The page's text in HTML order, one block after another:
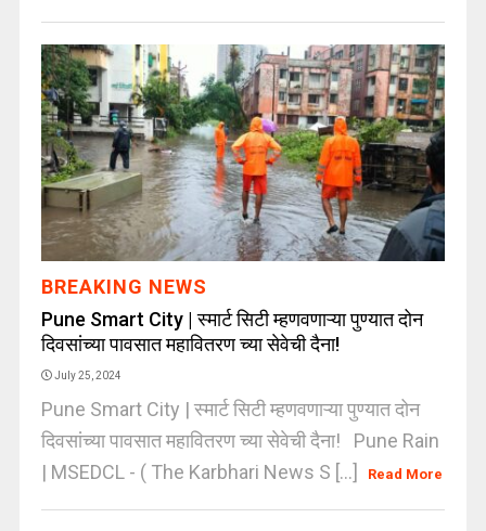
BREAKING NEWS
Pune Smart City | स्मार्ट सिटी म्हणवणाऱ्या पुण्यात दोन
दिवसांच्या पावसात महावितरण च्या सेवेची दैना!
July 25, 2024
Pune Smart City | स्मार्ट सिटी म्हणवणाऱ्या पुण्यात दोन
दिवसांच्या पावसात महावितरण च्या सेवेची दैना! Pune Rain
| MSEDCL - ( The Karbhari News S [...]
Read More